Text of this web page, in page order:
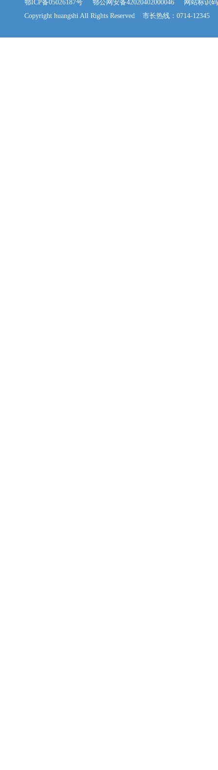
鄂ICP备05026187号
鄂公网安备42020402000046 网站标识码
Copyright huangshi All Rights Reserved 市长热线：0714-12345